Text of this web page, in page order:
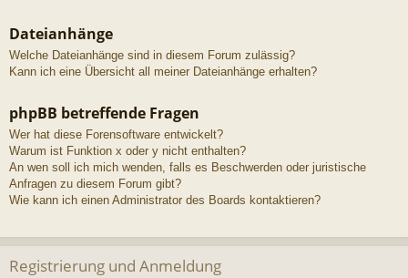
Dateianhänge
Welche Dateianhänge sind in diesem Forum zulässig?
Kann ich eine Übersicht all meiner Dateianhänge erhalten?
phpBB betreffende Fragen
Wer hat diese Forensoftware entwickelt?
Warum ist Funktion x oder y nicht enthalten?
An wen soll ich mich wenden, falls es Beschwerden oder juristische
Anfragen zu diesem Forum gibt?
Wie kann ich einen Administrator des Boards kontaktieren?
Registrierung und Anmeldung